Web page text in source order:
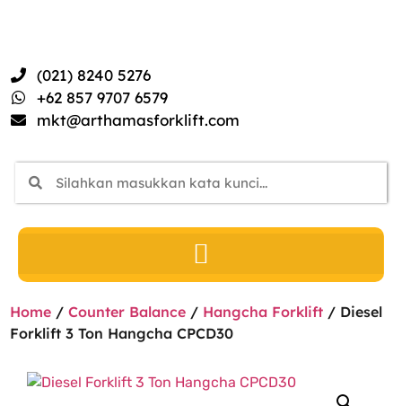
(021) 8240 5276
+62 857 9707 6579
mkt@arthamasforklift.com
Home / Counter Balance / Hangcha Forklift / Diesel
Forklift 3 Ton Hangcha CPCD30